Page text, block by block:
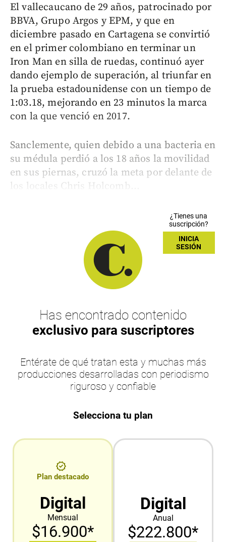
El vallecaucano de 29 años, patrocinado por
BBVA, Grupo Argos y EPM, y que en
diciembre pasado en Cartagena se convirtió
en el primer colombiano en terminar un
Iron Man en silla de ruedas, continuó ayer
dando ejemplo de superación, al triunfar en
la prueba estadounidense con un tiempo de
1:03.18, mejorando en 23 minutos la marca
con la que venció en 2017.
Sanclemente, quien debido a una bacteria en
su médula perdió a los 18 años la movilidad
en sus piernas, cruzó la meta por delante de
los locales Chris Holcomb...
¿Tienes una
suscripción?
INICIA
SESIÓN
Has encontrado contenido
exclusivo para suscriptores
Entérate de qué tratan esta y muchas más
producciones desarrolladas con periodismo
riguroso y confiable
Selecciona tu plan
Plan destacado
Digital
Mensual
$16.900*
Digital
Anual
$222.800*